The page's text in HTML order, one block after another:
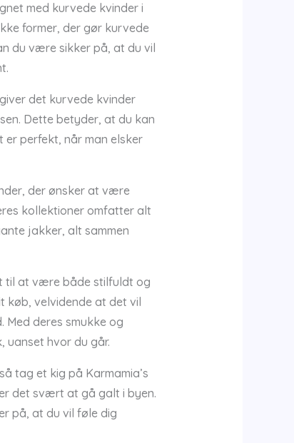
med kurvede kvinder i
former, der gør kurvede
du være sikker på, at du vil
det kurvede kvinder
Dette betyder, at du kan
perfekt, når man elsker
der ønsker at være
kollektioner omfatter alt
jakker, alt sammen
til at være både stilfuldt og
velvidende at det vil
Med deres smukke og
uanset hvor du går.
tag et kig på Karmamia’s
det svært at gå galt i byen.
på, at du vil føle dig